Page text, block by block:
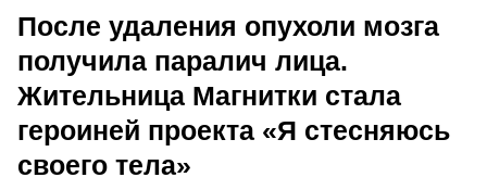
После удаления опухоли мозга
получила паралич лица.
Жительница Магнитки стала
героиней проекта «Я стесняюсь
своего тела»